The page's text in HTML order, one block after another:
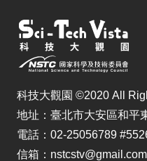
科技大觀園 ©2020 All
地址：臺北市大安區和平
電話：02-25056789
信箱：nstcstv@gmail.com